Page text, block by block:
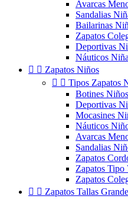
Avarcas
Sandalias
Bailarinas
Zapatos
Deportivas
Náuticos Niña
  Zapatos Niños
  Tipos Zapatos
Botines Niños
Deportivas
Mocasines
Náuticos
Avarcas
Sandalias
Zapatos
Zapatos
Zapatos
  Zapatos Tallas